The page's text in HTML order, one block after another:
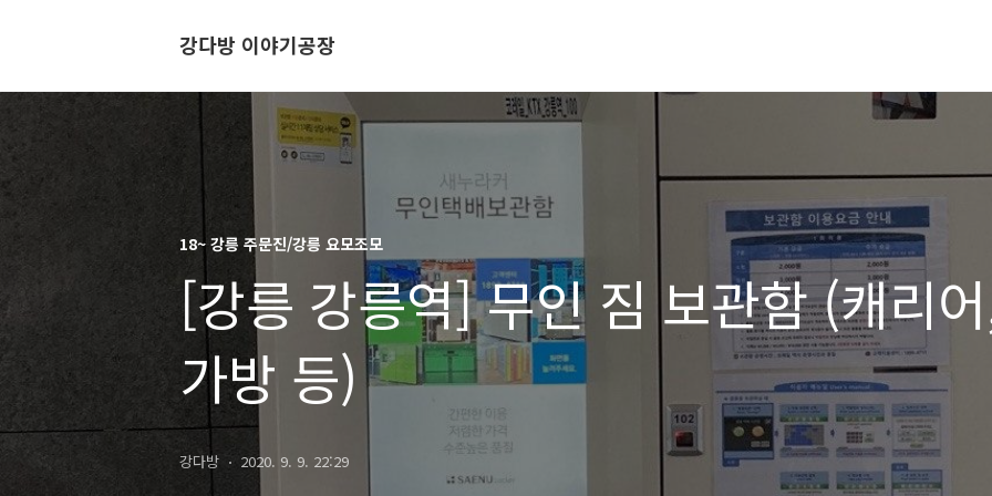
강다방 이야기공장
18~ 강릉 주문진/강릉 요모조모
[강릉 강릉역] 무인 짐 보관함 (캐리
가방 등)
강다방 2020. 9. 9. 22:29